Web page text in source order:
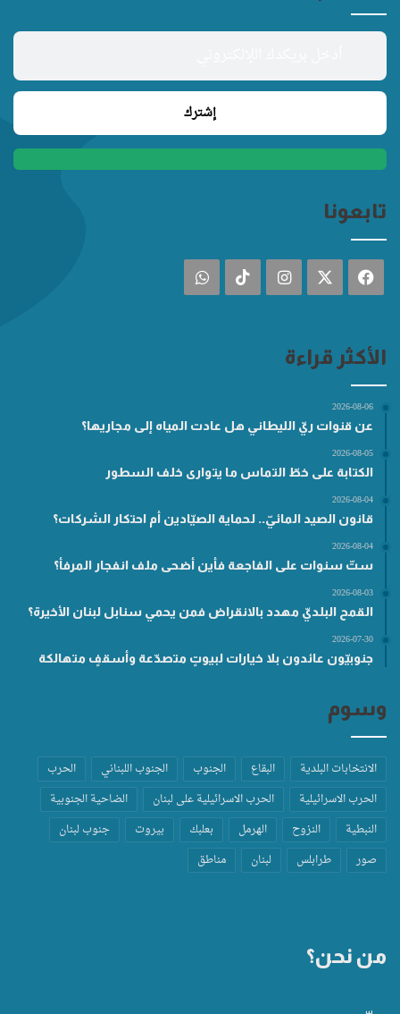
تابعونا
فيسبوك انستقرام ‫TikTokواتساب
الأكثر قراءة
2026-08-06
عن قنوات ريّ الليطاني هل عادت المياه إلى مجاريها؟
2026-08-05
الكتابة على خطّ التماس ما يتوارى خلف السطور
2026-08-04
قانون الصيد المائيّ.. لحماية الصيّادين أم احتكار الشركات؟
2026-08-04
ستّ سنوات على الفاجعة فأين أضحى ملف انفجار المرفأ؟
2026-08-03
القمح البلديّ مهدد بالانقراض فمن يحمي سنابل لبنان الأخيرة؟
2026-07-30
جنوبيّون عائدون بلا خيارات لبيوتٍ متصدّعة وأسقفٍ متهالكة
وسوم
الانتخابات البلدية البقاع الجنوب الجنوب اللبناني
الحرب
الحرب الاسرائيلية
الحرب الاسرائيلية على لبنان
الضاحية الجنوبية
النبطية
النزوح الهرمل بعلبك بيروت
جنوب لبنان
صور
طرابلس لبنان مناطق
من نحن؟